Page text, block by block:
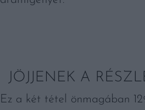
JÖJJENEK A
Ez a két tétel önmagában